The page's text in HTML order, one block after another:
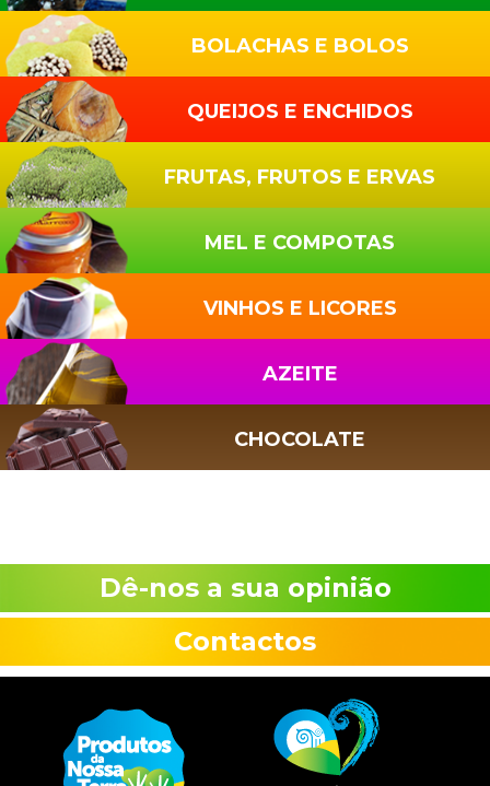
BOLACHAS E BOLOS
QUEIJOS E ENCHIDOS
FRUTAS, FRUTOS E ERVAS
MEL E COMPOTAS
VINHOS E LICORES
AZEITE
CHOCOLATE
Dê-nos a sua opinião
Contactos